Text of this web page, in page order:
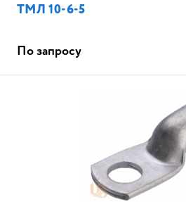
ТМЛ 10-6-5
По запросу